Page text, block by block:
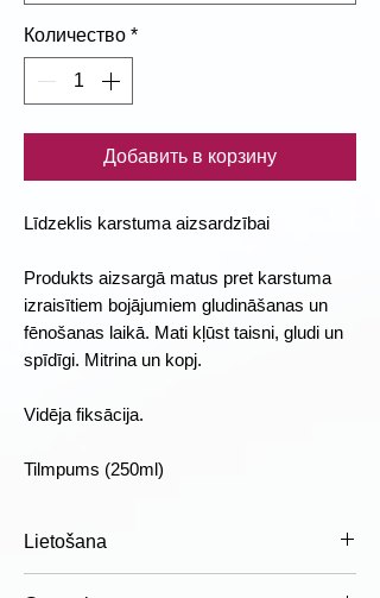
Количество *
Добавить в корзину
Līdzeklis karstuma aizsardzībai
Produkts aizsargā matus pret karstuma
izraisītiem bojājumiem gludināšanas un
fēnošanas laikā. Mati kļūst taisni, gludi un
spīdīgi. Mitrina un kopj.
Vidēja fiksācija.
Tilmpums (250ml)
Lietošana